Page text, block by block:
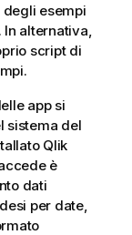
esempi
alternativa,
script di
app si
sistema del
Qlik
è
dati
per date,